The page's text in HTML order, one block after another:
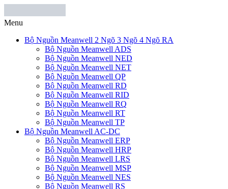
Menu
Bộ Nguồn Meanwell 2 Ngõ 3 Ngõ 4 Ngõ RA
Bộ Nguồn Meanwell ADS
Bộ Nguồn Meanwell NED
Bộ Nguồn Meanwell NET
Bộ Nguồn Meanwell QP
Bộ Nguồn Meanwell RD
Bộ Nguồn Meanwell RID
Bộ Nguồn Meanwell RQ
Bộ Nguồn Meanwell RT
Bộ Nguồn Meanwell TP
Bộ Nguồn Meanwell AC-DC
Bộ Nguồn Meanwell ERP
Bộ Nguồn Meanwell HRP
Bộ Nguồn Meanwell LRS
Bộ Nguồn Meanwell MSP
Bộ Nguồn Meanwell NES
Bộ Nguồn Meanwell RS